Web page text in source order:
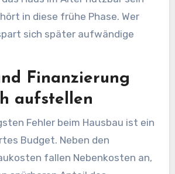
in diese frühe Phase. Wer
sich später aufwändige
Finanzierung
aufstellen
Fehler beim Hausbau ist ein
Budget. Neben den
fallen Nebenkosten an,